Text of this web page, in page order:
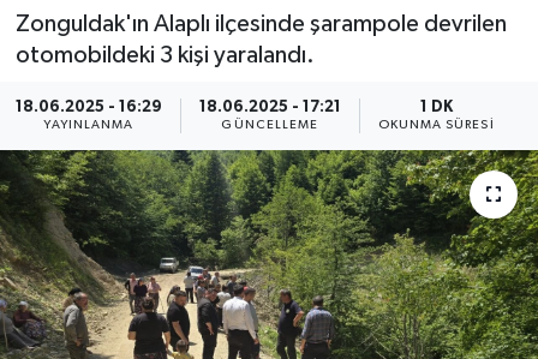
Zonguldak'ın Alaplı ilçesinde şarampole devrilen
otomobildeki 3 kişi yaralandı.
18.06.2025 - 16:29
YAYINLANMA
18.06.2025 - 17:21
GÜNCELLEME
1 DK
OKUNMA SÜRESI
KÖŞE YAZILARI
KÜLTÜR-SANAT-MAGAZİN
MEDYA
ÖZEL HABER
RÖPORTAJLAR
SAĞLIK
Tüm Manşetler
Son Dakika Haberleri
Haber Arşivi